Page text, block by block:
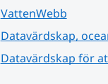
VattenWebb
Datavärdskap,
Datavärdskap för